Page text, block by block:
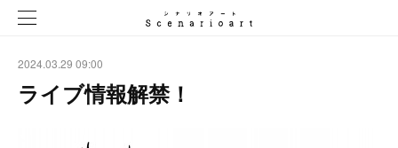
2024.03.29 09:00
ライブ情報解禁！